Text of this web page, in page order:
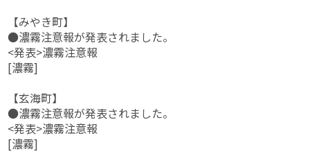
【みやき町】
●濃霧注意報が発表されました。
<発表>濃霧注意報
[濃霧]
【玄海町】
●濃霧注意報が発表されました。
<発表>濃霧注意報
[濃霧]